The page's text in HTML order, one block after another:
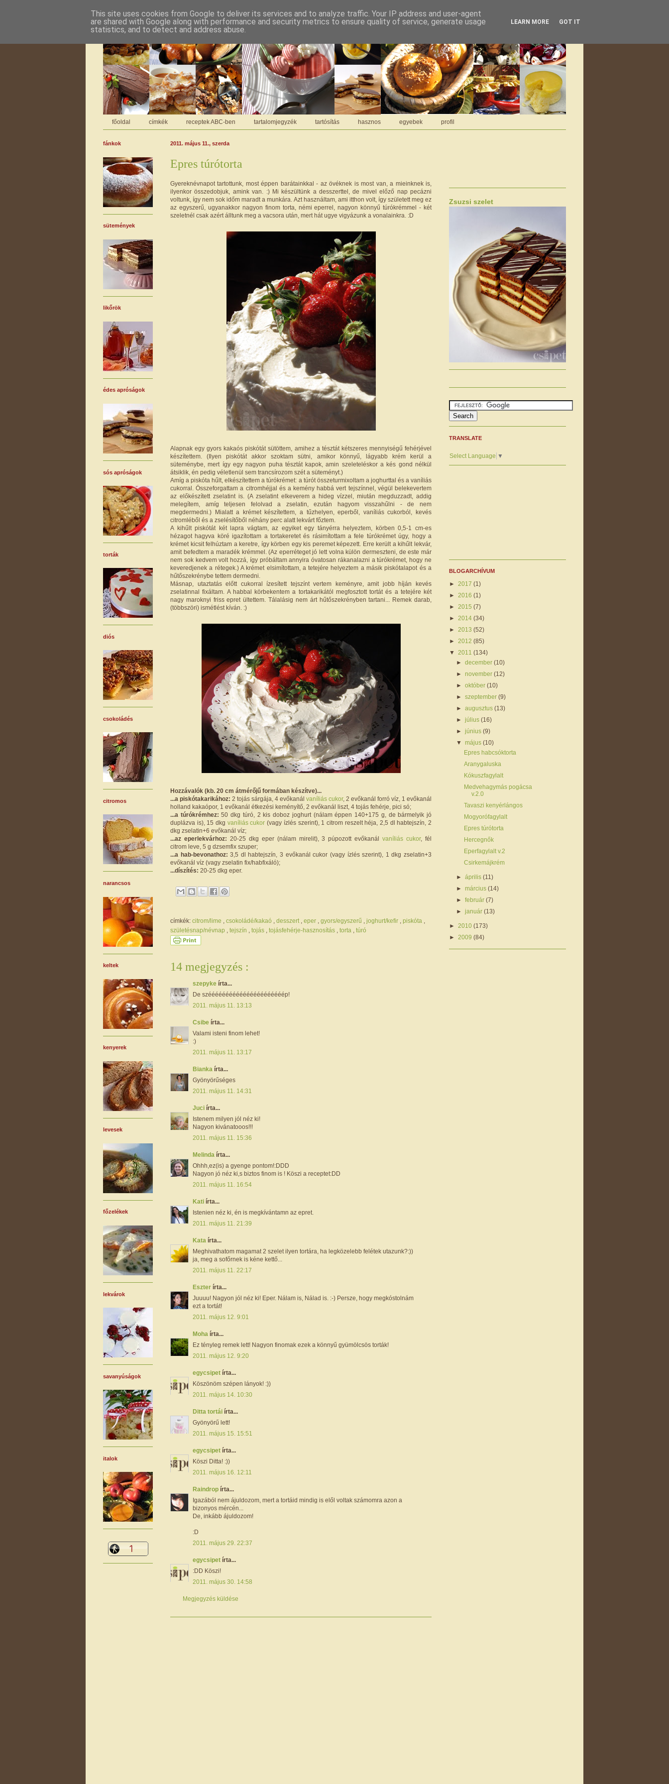
főoldal címkék receptek ABC-ben tartalomjegyzék tartósítás hasznos egyebek profil
2011. május 11., szerda
Epres túrótorta
Gyereknévnapot tartottunk, most éppen barátainkkal - az övéknek is most van, a mieinknek is,
ilyenkor összedobjuk, amink van. :) Mi készültünk a desszerttel, de mivel előző nap pecázni
voltunk, így nem sok időm maradt a munkára. Azt használtam, ami itthon volt, így született meg ez
az egyszerű, ugyanakkor nagyon finom torta, némi eperrel, nagyon könnyű túrókrémmel - két
szeletnél csak azért álltunk meg a vacsora után, mert hát ugye vigyázunk a vonalainkra. :D
Alapnak egy gyors kakaós piskótát sütöttem, amihez a tésztát kétszeres mennyiségű fehérjével
készítettem. (Ilyen piskótát akkor szoktam sütni, amikor könnyű, lágyabb krém kerül a
süteménybe, mert így egy nagyon puha tésztát kapok, amin szeleteléskor a kés gond nélkül
átsiklik, én pedig véletlenül sem trancsírozom szét a süteményt.)
Amíg a piskóta hűlt, elkészítettem a túrókrémet: a túrót összeturmixoltam a joghurttal és a vaníliás
cukorral. Összeforgattam a citromhéjjal és a kemény habbá vert tejszínnel, végül belekevertem
az előkészített zselatint is. (A zselatint elkeverem a hideg vízzel, miután megduzzadt, addig
melegítem, amíg teljesen felolvad a zselatin, ezután hagyom visszahűlni - de nem
megdermedni.) Mialatt a krémet készítettem, a tűzhelyen, eperből, vaníliás cukorból, kevés
citromléből és a zselésítőből néhány perc alatt lekvárt főztem.
A kihűlt piskótát két lapra vágtam, az egyiket egy tányérra helyeztem, körben 0,5-1 cm-es
hézagot hagyva köré igazítottam a tortakeretet és rásimítottam a fele túrókrémet úgy, hogy a
krémet kicsit felhúztam a keretre, így körben egy kis peremet képezett. Erre került a kihűlt lekvár,
amit befedtem a maradék krémmel. (Az eperréteget jó lett volna külön dermeszteni, de este már
nem sok kedvem volt hozzá, így próbáltam annyira óvatosan rákanalazni a túrókrémet, hogy ne
keveredjenek a rétegek.) A krémet elsimítottam, a tetejére helyeztem a másik piskótalapot és a
hűtőszekrénybe tettem dermedni.
Másnap, utaztatás előtt cukorral ízesített tejszínt vertem keményre, amit jobb híján kevés
zselatinnal fixáltam. A habbal körbekentem a tortakarikától megfosztott tortát és a tetejére két
nagy maroknyi friss epret ültettem. Tálalásig nem árt hűtőszekrényben tartani... Remek darab,
(többszöri) ismétlést kíván. :)
Hozzávalók (kb. 20 cm átmérőjű formában készítve)...
...a piskótakarikához: 2 tojás sárgája, 4 evőkanál vaníliás cukor, 2 evőkanál forró víz, 1 evőkanál
holland kakaópor, 1 evőkanál étkezési keményítő, 2 evőkanál liszt, 4 tojás fehérje, pici só;
...a túrókrémhez: 50 dkg túró, 2 kis doboz joghurt (nálam éppen 140+175 g, de bármelyik jó
duplázva is), 15 dkg vaníliás cukor (vagy ízlés szerint), 1 citrom reszelt héja, 2,5 dl habtejszín, 2
dkg zselatin+6 evőkanál víz;
...az eperlekvárhoz: 20-25 dkg eper (nálam mirelit), 3 púpozott evőkanálvaníliás cukor, fél
citrom leve, 5 g dzsemfix szuper;
...a hab-bevonathoz: 3,5 dl habtejszín, 3 evőkanál cukor (vagy ízlés szerint), 1 dkg zselatin+3
evőkanál víz (vagy zselatin fix/habfixáló);
...díszítés: 20-25 dkg eper.
címkék: citrom/lime csokoládé/kakaó desszert eper gyors/egyszerű joghurt/kefir piskóta
születésnap/névnap
tejszín tojás tojásfehérje-hasznosítás torta túró
14 megjegyzés :
szepyke írta...
De széééééééééééééééééééééép!
2011. május 11. 13:13
Csibe írta...
Valami isteni finom lehet!
:)
2011. május 11. 13:17
Bianka írta...
Gyönyörűséges
2011. május 11. 14:31
Juci írta...
Istenem milyen jól néz ki!
Nagyon kivánatooos!!!
2011. május 11. 15:36
Melinda írta...
Ohhh,ez(is) a gyenge pontom!:DDD
Nagyon jó néz ki,s biztos finom is ! Köszi a receptet:DD
2011. május 11. 16:54
Kati írta...
Istenien néz ki, én is megkívántamn az epret.
2011. május 11. 21:39
Kata írta...
Meghivathatom magamat 2 szelet ilyen tortára, ha legközelebb felétek utazunk?:))
ja, meg a sofőrnek is kéne kettő...
2011. május 11. 22:17
Eszter írta...
Juuuu! Nagyon jól néz ki! Eper. Nálam is, Nálad is. :-) Persze, hogy megkóstolnám
ezt a tortát!
2011. május 12. 9:01
Moha írta...
Ez tényleg remek lett! Nagyon finomak ezek a könnyű gyümölcsös torták!
2011. május 12. 9:20
egycsipet írta...
Köszönöm szépen lányok! :))
2011. május 14. 10:30
Ditta tortái írta...
Gyönyörű lett!
2011. május 15. 15:51
egycsipet írta...
Köszi Ditta! :))
2011. május 16. 12:11
Raindrop írta...
Igazából nem ájuldozom, mert a tortáid mindig is elől voltak számomra azon a
bizonyos mércén...
De, inkább ájuldozom!
:D
2011. május 29. 22:37
egycsipet írta...
:DD Köszi!
2011. május 30. 14:58
Megjegyzés küldése
fánkok
sütemények
likőrök
édes apróságok
sós apróságok
torták
diós
csokoládés
citromos
narancsos
keltek
kenyerek
levesek
főzelékek
lekvárok
savanyúságok
italok
Zsuzsi szelet
TRANSLATE
Select Language ▼
BLOGARCHÍVUM
► 2017 (1)
► 2016 (1)
► 2015 (7)
► 2014 (34)
► 2013 (52)
► 2012 (85)
▼ 2011 (134)
►december(10)
►november(12)
►október(10)
►szeptember(9)
►augusztus(13)
►július(16)
►június(9)
▼május(10)
Epres habcsóktorta
Aranygaluska
Kókuszfagylalt
Medvehagymás pogácsa
v.2.0
Tavaszi kenyérlángos
Mogyorófagylalt
Epres túrótorta
Hercegnők
Eperfagylalt v.2
Csirkemájkrém
►április(11)
►március(14)
►február(7)
►január(13)
► 2010 (173)
► 2009 (84)
This site uses cookies from Google to deliver its services and to analyze traffic. Your IP address and user-agent
are shared with Google along with performance and security metrics to ensure quality of service, generate usage
statistics, and to detect and address abuse.
LEARN MORE GOT IT